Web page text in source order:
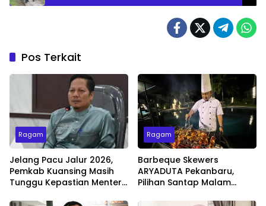
Pos Terkait
Ragam
Jelang Pacu Jalur 2026,
Pemkab Kuansing Masih
Tunggu Kepastian Menteri
Ragam
Barbeque Skewers
ARYADUTA Pekanbaru,
Pilihan Santap Malam